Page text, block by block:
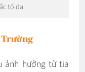
tố da
Trường
ảnh hưởng từ tia